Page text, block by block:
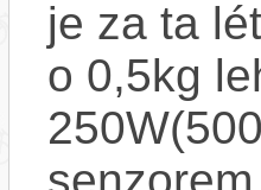
je za ta
o 0,5kg